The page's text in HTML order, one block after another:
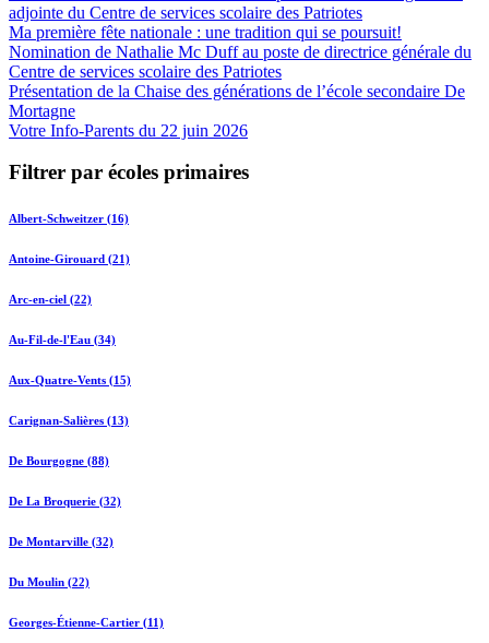
adjointe du Centre de services scolaire des Patriotes
Ma première fête nationale : une tradition qui se poursuit!
Nomination de Nathalie Mc Duff au poste de directrice générale du
Centre de services scolaire des Patriotes
Présentation de la Chaise des générations de l’école secondaire De
Mortagne
Votre Info-Parents du 22 juin 2026
Filtrer par écoles primaires
Albert-Schweitzer (16)
Antoine-Girouard (21)
Arc-en-ciel (22)
Au-Fil-de-l'Eau (34)
Aux-Quatre-Vents (15)
Carignan-Salières (13)
De Bourgogne (88)
De La Broquerie (32)
De Montarville (32)
Du Moulin (22)
Georges-Étienne-Cartier (11)